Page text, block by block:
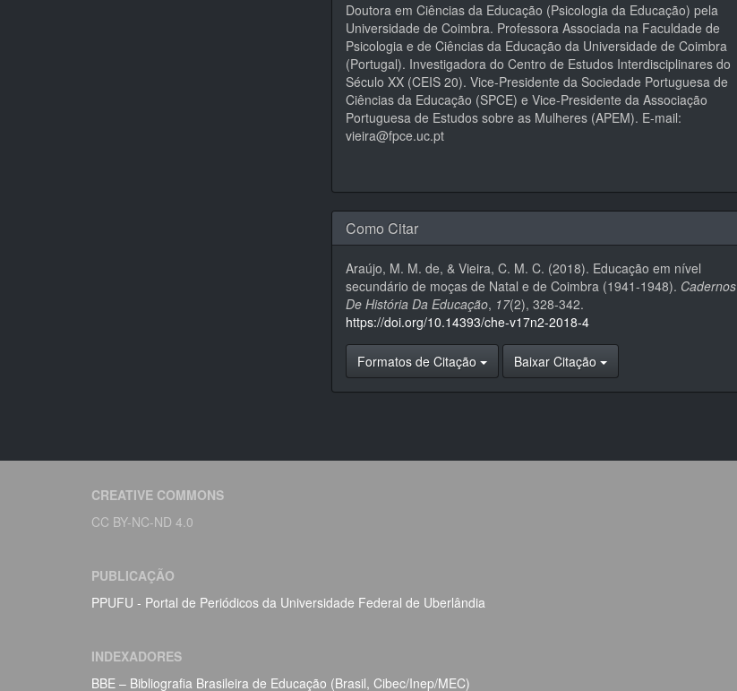
Doutora em Ciências da Educação (Psicologia da Educação) pela
Universidade de Coimbra. Professora Associada na Faculdade de
Psicologia e de Ciências da Educação da Universidade de Coimbra
(Portugal). Investigadora do Centro de Estudos Interdisciplinares do
Século XX (CEIS 20). Vice-Presidente da Sociedade Portuguesa de
Ciências da Educação (SPCE) e Vice-Presidente da Associação
Portuguesa de Estudos sobre as Mulheres (APEM). E-mail:
vieira@fpce.uc.pt
Como Citar
Araújo, M. M. de, & Vieira, C. M. C. (2018). Educação em nível
secundário de moças de Natal e de Coimbra (1941-1948). Cadernos
De História Da Educação, 17(2), 328-342.
https://doi.org/10.14393/che-v17n2-2018-4
Formatos de Citação Baixar Citação
CREATIVE COMMONS
CC BY-NC-ND 4.0
PUBLICAÇÃO
PPUFU - Portal de Periódicos da Universidade Federal de Uberlândia
INDEXADORES
BBE – Bibliografia Brasileira de Educação (Brasil, Cibec/Inep/MEC)